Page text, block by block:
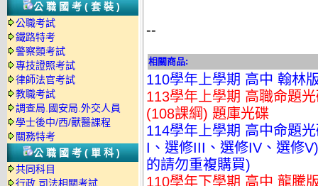
公職國考(套裝)
公職考試
鐵路特考
警察類考試
專技證照考試
律師法官考試
教職考試
調查局.國安局.外交人員
學士後中/西/獸醫課程
關務特考
公職國考(單科)
共同科目
行政.司法相關考試
--
相關商品:
110學年上學期 高中 翰林
113學年上學期 高職命題
(108課綱) 題庫光碟
114學年上學期 高中命題
I、選修III、選修IV、選修
的請勿重複購買)
110學年下學期 高中 龍騰